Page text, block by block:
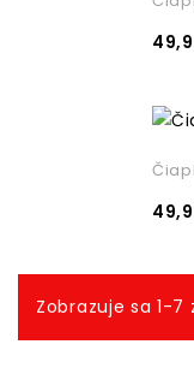
Zobrazuje sa 1-7